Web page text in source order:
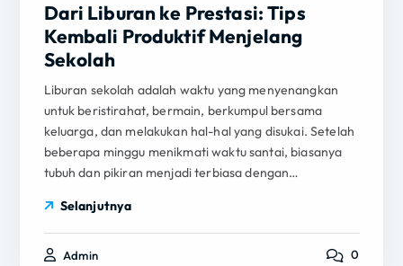
Dari Liburan ke Prestasi: Tips
Kembali Produktif Menjelang
Sekolah
Liburan sekolah adalah waktu yang menyenangkan
untuk beristirahat, bermain, berkumpul bersama
keluarga, dan melakukan hal-hal yang disukai. Setelah
beberapa minggu menikmati waktu santai, biasanya
tubuh dan pikiran menjadi terbiasa dengan…
Selanjutnya
Admin 0